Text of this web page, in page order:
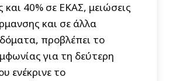
και 40% σε ΕΚΑΣ, μειώσεις
και σε άλλα
προβλέπει το
για τη δεύτερη
ενέκρινε το